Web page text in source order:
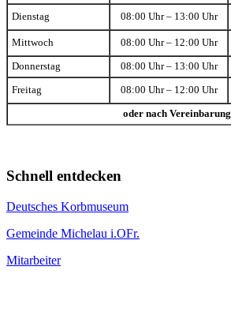
Dienstag 08:00 Uhr – 13:00 Uhr
Mittwoch 08:00 Uhr – 12:00 Uhr
Donnerstag 08:00 Uhr – 13:00 Uhr
Freitag 08:00 Uhr – 12:00 Uhr
oder nach Vereinbarung
Schnell entdecken
Deutsches Korbmuseum
Gemeinde Michelau i.OFr.
Mitarbeiter